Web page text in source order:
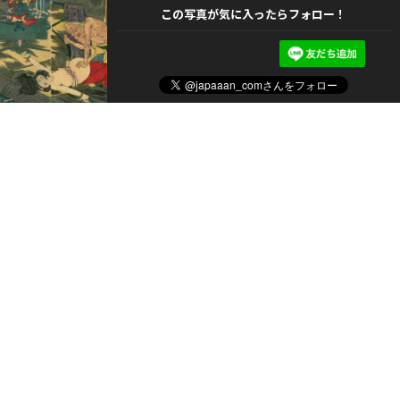
この写真が気に入ったらフォロー！